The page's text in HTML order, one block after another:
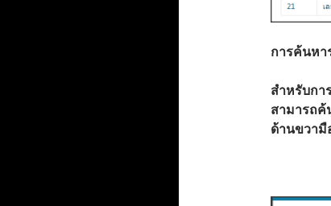
การค้นหา
สำหรับกา
สามารถค้
ด้านขวามื